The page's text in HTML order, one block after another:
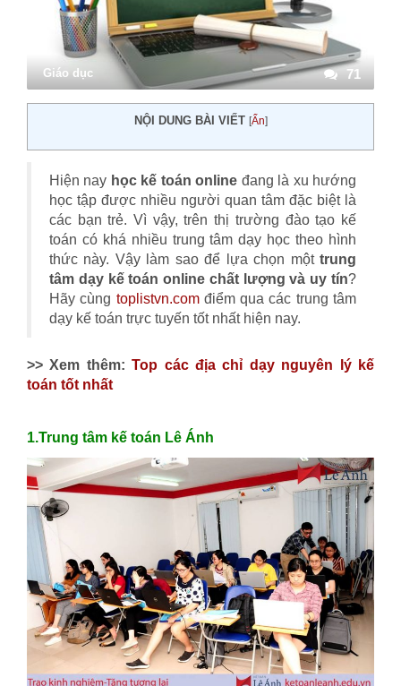
Giáo dục 71
NỘI DUNG BÀI VIẾT [Ẩn]
Hiện nay học kế toán online đang là xu hướng
học tập được nhiều người quan tâm đặc biệt là
các bạn trẻ. Vì vậy, trên thị trường đào tạo kế
toán có khá nhiều trung tâm dạy học theo hình
thức này. Vậy làm sao để lựa chọn một trung
tâm dạy kế toán online chất lượng và uy tín?
Hãy cùng toplistvn.comđiểm qua các trung tâm
dạy kế toán trực tuyến tốt nhất hiện nay.
>> Xem thêm: Top các địa chỉ dạy nguyên lý kế
toán tốt nhất
1.Trung tâm kế toán Lê Ánh